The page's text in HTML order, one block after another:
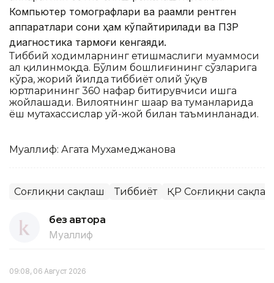
Компьютер томографлари ва рақамли рентген
аппаратлари сони ҳам кўпайтирилади ва ПЗР
диагностика тармоғи кенгаяди.
Тиббий ходимларнинг етишмаслиги муаммоси
ҳал қилинмоқда. Бўлим бошлиғининг сўзларига
кўра, жорий йилда тиббиёт олий ўқув
юртларининг 360 нафар битирувчиси ишга
жойлашади. Вилоятнинг шаҳар ва туманларида
ёш мутахассислар уй-жой билан таъминланади.
Муаллиф: Агата Мухамеджанова
Соғлиқни сақлаш Тиббиёт ҚР Соғлиқни
без автора
Муаллиф
09:08, 06 Август 2026